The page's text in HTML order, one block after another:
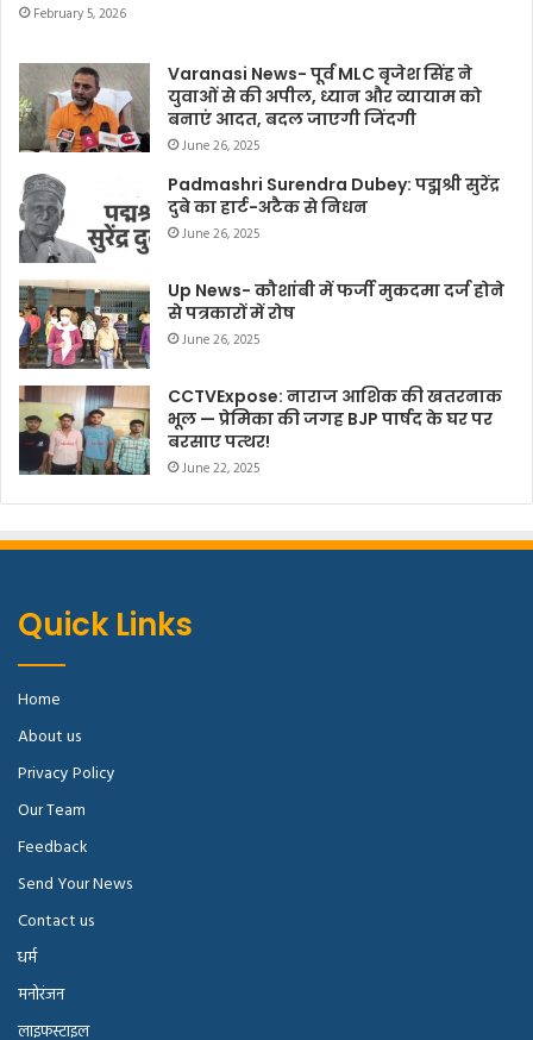
February 5, 2026
Varanasi News- पूर्व MLC बृजेश सिंह ने
युवाओं से की अपील, ध्यान और व्यायाम को
बनाएं आदत, बदल जाएगी जिंदगी
June 26, 2025
Padmashri Surendra Dubey: पद्मश्री सुरेंद्र
दुबे का हार्ट-अटैक से निधन
June 26, 2025
Up News- कौशांबी में फर्जी मुकदमा दर्ज होने
से पत्रकारों में रोष
June 26, 2025
CCTVExpose: नाराज आशिक की खतरनाक
भूल — प्रेमिका की जगह BJP पार्षद के घर पर
बरसाए पत्थर!
June 22, 2025
Quick Links
Home
About us
Privacy Policy
Our Team
Feedback
Send Your News
Contact us
धर्म
मनोरंजन
लाइफस्टाइल